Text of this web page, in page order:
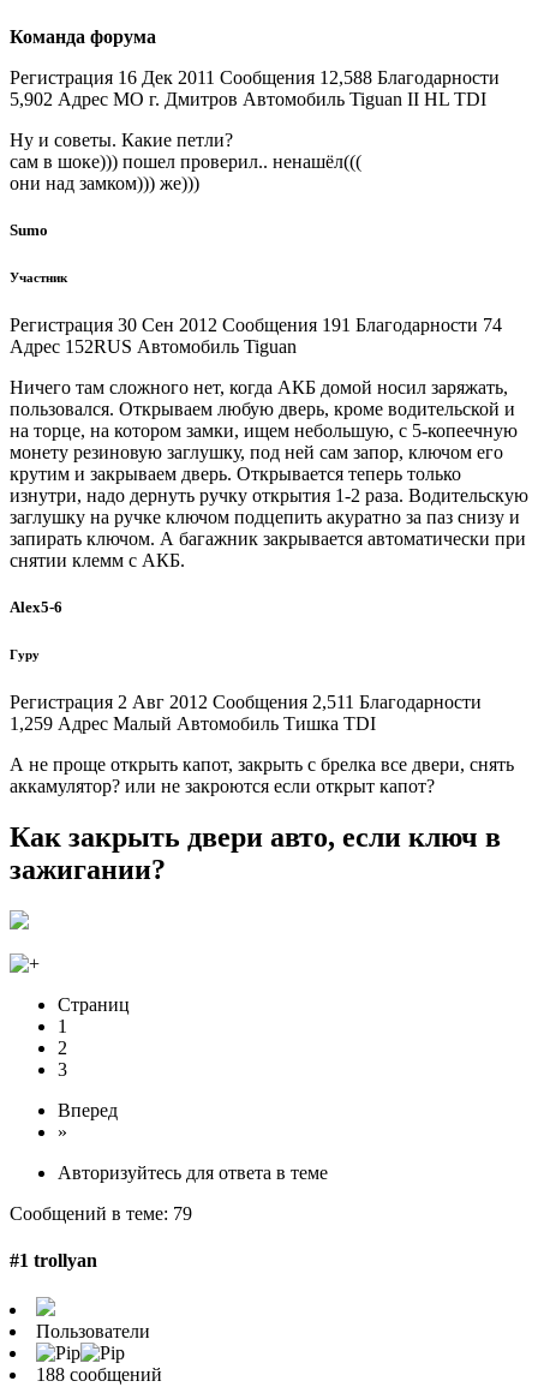
Команда форума
Регистрация 16 Дек 2011 Сообщения 12,588 Благодарности
5,902 Адрес МО г. Дмитров Автомобиль Tiguan ІІ HL TDI
Ну и советы. Какие петли?
сам в шоке))) пошел проверил.. ненашёл(((
они над замком))) же)))
Sumo
Участник
Регистрация 30 Сен 2012 Сообщения 191 Благодарности 74
Адрес 152RUS Автомобиль Tiguan
Ничего там сложного нет, когда АКБ домой носил заряжать,
пользовался. Открываем любую дверь, кроме водительской и
на торце, на котором замки, ищем небольшую, с 5-копеечную
монету резиновую заглушку, под ней сам запор, ключом его
крутим и закрываем дверь. Открывается теперь только
изнутри, надо дернуть ручку открытия 1-2 раза. Водительскую
заглушку на ручке ключом подцепить акуратно за паз снизу и
запирать ключом. А багажник закрывается автоматически при
снятии клемм с АКБ.
Alex5-6
Гуру
Регистрация 2 Авг 2012 Сообщения 2,511 Благодарности
1,259 Адрес Малый Автомобиль Тишка TDI
А не проще открыть капот, закрыть с брелка все двери, снять
аккамулятор? или не закроются если открыт капот?
Как закрыть двери авто, если ключ в
зажигании?
Страниц
1
2
3
Вперед
»
Авторизуйтесь для ответа в теме
Сообщений в теме: 79
#1 trollyan
Пользователи
188 сообщений